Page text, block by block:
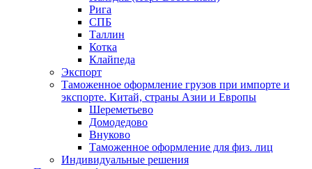
Рига
СПБ
Таллин
Котка
Клайпеда
Экспорт
Таможенное оформление грузов при импорте и
экспорте. Китай, страны Азии и Европы
Шереметьево
Домодедово
Внуково
Таможенное оформление для физ. лиц
Индивидуальные решения